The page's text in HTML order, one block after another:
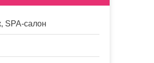
SPA-салон